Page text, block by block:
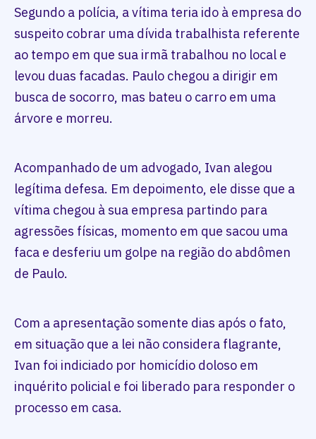
Segundo a polícia, a vítima teria ido à empresa do
suspeito cobrar uma dívida trabalhista referente
ao tempo em que sua irmã trabalhou no local e
levou duas facadas. Paulo chegou a dirigir em
busca de socorro, mas bateu o carro em uma
árvore e morreu.
Acompanhado de um advogado, Ivan alegou
legítima defesa. Em depoimento, ele disse que a
vítima chegou à sua empresa partindo para
agressões físicas, momento em que sacou uma
faca e desferiu um golpe na região do abdômen
de Paulo.
Com a apresentação somente dias após o fato,
em situação que a lei não considera flagrante,
Ivan foi indiciado por homicídio doloso em
inquérito policial e foi liberado para responder o
processo em casa.